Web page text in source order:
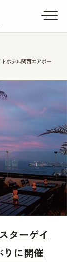
ホテル関西エアポー
ターゲイ
りに開催